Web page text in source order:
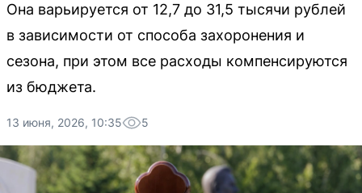
Она варьируется от 12,7 до 31,5 тысячи рублей
в зависимости от способа захоронения и
сезона, при этом все расходы компенсируются
из бюджета.
13 июня, 2026, 10:35 5